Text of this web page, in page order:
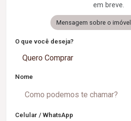
em breve.
Mensagem sobre o imóvel
O que você deseja?
Quero Comprar
Nome
Celular / WhatsApp